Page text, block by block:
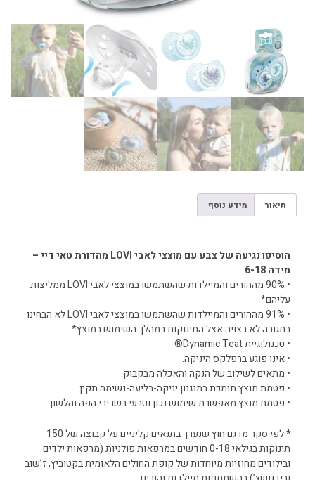
תיאור מידע נוסף
הוסיפו נגיעה של צבע עם מוצצי לאבי LOVI מהדורת טאי דיי –
מידה 6-18
• 90% מההורים והמיילדות שהשתמשו במוצצי לאבי LOVI ממליצות
עליהם*
• 91% מההורים והמיילדות שהשתמשו במוצצי לאבי LOVI לא הבחינו
בתגובה לא רצויה אצל התינוקות במהלך השימוש במוצץ*
• טכנולוגיית Dynamic Teat®
• אינו פוגע ברפלקס היניקה.
• מתאים לשילוב של הנקה והאכלה מבקבוק.
• פטמת מוצץ תומכת במנגנון יניקה-בליעה-נשימה תקין.
• פטמת מוצץ מאפשרת שימוש נכון וטבעי בשרירי הפה והלשון.
*
לפי סקר מדגם חוץ שנערך בתנאים קליניים על קבוצה של 150
תינוקות בגילאי 0-18 חודשים במרפאות פולניות (מרפאות ילדים
ובילודים מחוזיות מיוחדות של קופת החולים הלאומית בקטוביץ, ז’שוב